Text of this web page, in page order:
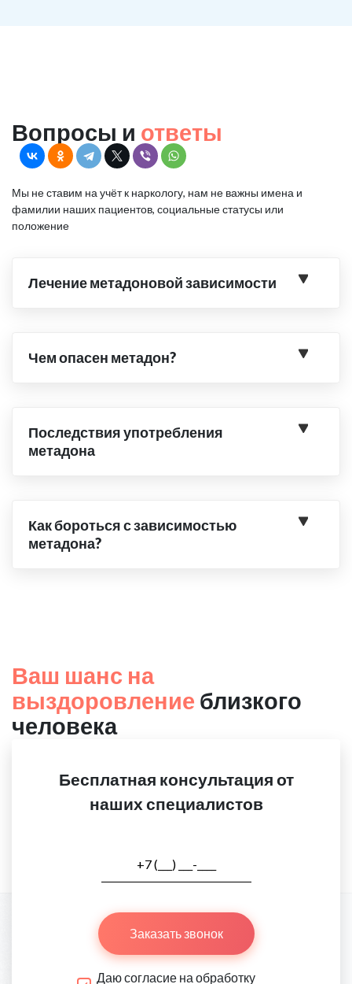
Вопросы и ответы
Мы не ставим на учёт к наркологу, нам не важны имена и
фамилии наших пациентов, социальные статусы или
положение
Лечение метадоновой зависимости
Чем опасен метадон?
Последствия употребления
метадона
Как бороться с зависимостью
метадона?
Ваш шанс на
выздоровление близкого
человека
Бесплатная консультация от
наших специалистов
Заказать звонок
Даю согласие на обработку